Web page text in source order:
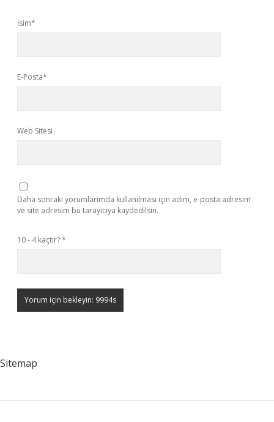
İsim*
E-Posta*
Web Sitesi
Daha sonraki yorumlarımda kullanılması için adım, e-posta adresim
ve site adresim bu tarayıcıya kaydedilsin.
10 - 4 kaçtır?*
Sitemap